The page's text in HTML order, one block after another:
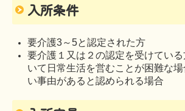
パート：デイ看護職員
パート：デイ入浴介助
お問合せ
プライバシーポリシー
入所条件
要介護3～5と認定された方
要介護１又は２の認定を受けてい
いて日常生活を営むことが困難な
い事由があると認められる場合